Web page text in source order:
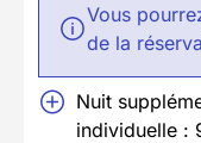
Vous
de la
Nuit
individuelle :